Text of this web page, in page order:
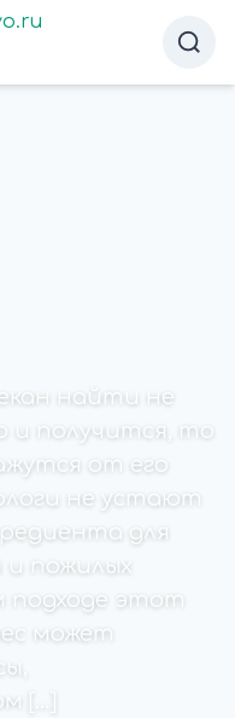
найти не
и получится, то
от его
не устают
для
пожилых
подходе этот
может
[…]